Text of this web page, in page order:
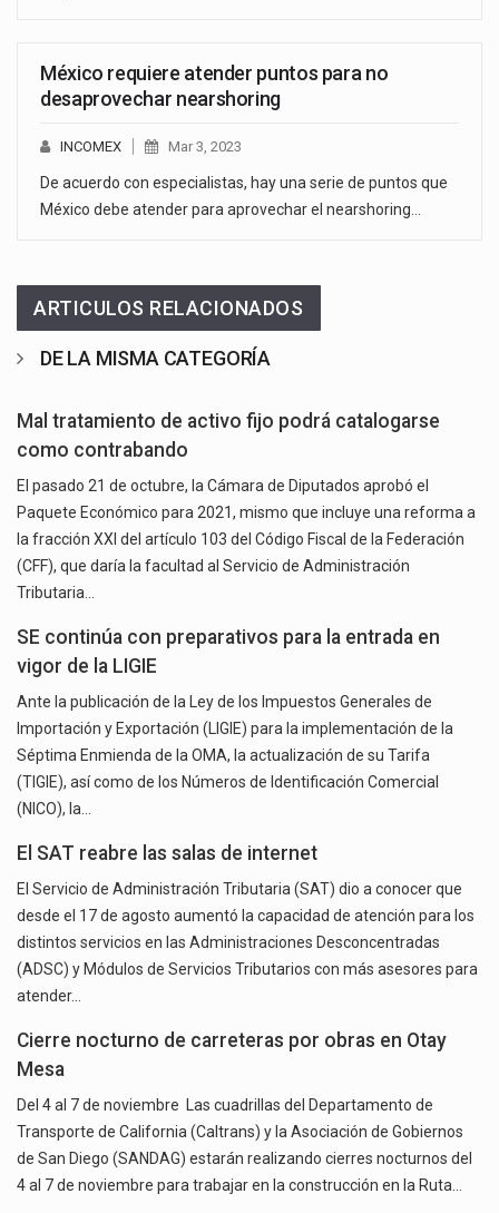
México requiere atender puntos para no
desaprovechar nearshoring
INCOMEX Mar 3, 2023
De acuerdo con especialistas, hay una serie de puntos que
México debe atender para aprovechar el nearshoring…
ARTICULOS RELACIONADOS
DE LA MISMA CATEGORÍA
Mal tratamiento de activo fijo podrá catalogarse
como contrabando
El pasado 21 de octubre, la Cámara de Diputados aprobó el
Paquete Económico para 2021, mismo que incluye una reforma a
la fracción XXI del artículo 103 del Código Fiscal de la Federación
(CFF), que daría la facultad al Servicio de Administración
Tributaria…
SE continúa con preparativos para la entrada en
vigor de la LIGIE
Ante la publicación de la Ley de los Impuestos Generales de
Importación y Exportación (LIGIE) para la implementación de la
Séptima Enmienda de la OMA, la actualización de su Tarifa
(TIGIE), así como de los Números de Identificación Comercial
(NICO), la…
El SAT reabre las salas de internet
El Servicio de Administración Tributaria (SAT) dio a conocer que
desde el 17 de agosto aumentó la capacidad de atención para los
distintos servicios en las Administraciones Desconcentradas
(ADSC) y Módulos de Servicios Tributarios con más asesores para
atender…
Cierre nocturno de carreteras por obras en Otay
Mesa
Del 4 al 7 de noviembre Las cuadrillas del Departamento de
Transporte de California (Caltrans) y la Asociación de Gobiernos
de San Diego (SANDAG) estarán realizando cierres nocturnos del
4 al 7 de noviembre para trabajar en la construcción en la Ruta…